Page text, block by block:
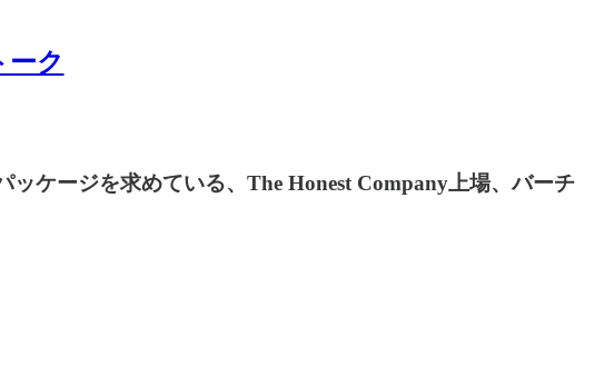
ク
ケージを求めている、The Honest Company上場、バーチ